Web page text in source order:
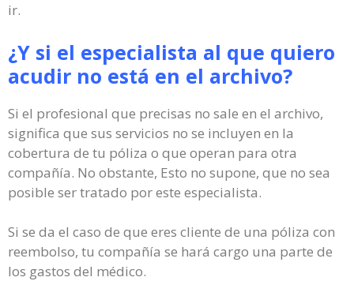
ir.
¿Y si el especialista al que quiero
acudir no está en el archivo?
Si el profesional que precisas no sale en el archivo,
significa que sus servicios no se incluyen en la
cobertura de tu póliza o que operan para otra
compañía. No obstante, Esto no supone, que no sea
posible ser tratado por este especialista.
Si se da el caso de que eres cliente de una póliza con
reembolso, tu compañía se hará cargo una parte de
los gastos del médico.